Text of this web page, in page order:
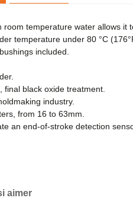
room temperature water allows it
temperature under 80 °C
included.
final black oxide treatment.
industry.
from 16 to 63mm.
an end-of-stroke detection
aimer